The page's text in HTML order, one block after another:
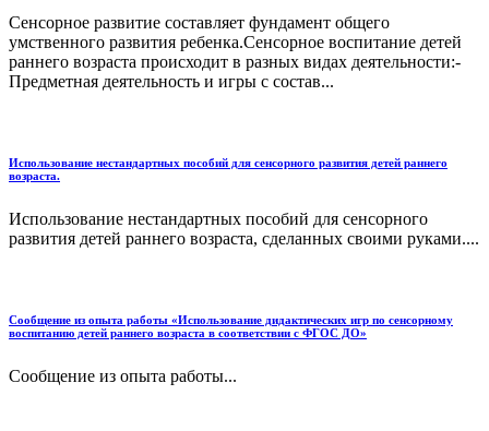
Сенсорное развитие составляет фундамент общего
умственного развития ребенка.Сенсорное воспитание детей
раннего возраста происходит в разных видах деятельности:-
Предметная деятельность и игры с состав...
Использование нестандартных пособий для сенсорного развития детей раннего
возраста.
Использование нестандартных пособий для сенсорного
развития детей раннего возраста, сделанных своими руками....
Сообщение из опыта работы «Использование дидактических игр по сенсорному
воспитанию детей раннего возраста в соответствии с ФГОС ДО»
Сообщение из опыта работы...